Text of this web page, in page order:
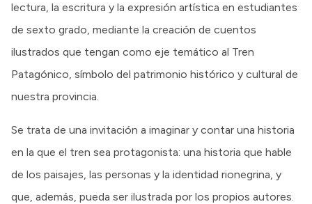
lectura, la escritura y la expresión artística en estudiantes
de sexto grado, mediante la creación de cuentos
ilustrados que tengan como eje temático al Tren
Patagónico, símbolo del patrimonio histórico y cultural de
nuestra provincia.
Se trata de una invitación a imaginar y contar una historia
en la que el tren sea protagonista: una historia que hable
de los paisajes, las personas y la identidad rionegrina, y
que, además, pueda ser ilustrada por los propios autores.